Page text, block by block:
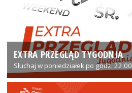
EXTRA PRZEGLĄD TYGODNIA
Słuchaj w poniedziałek po godz. 22:00